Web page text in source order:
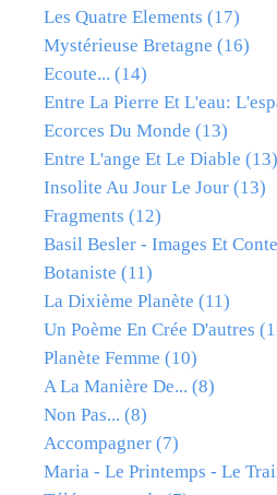
Les Quatre Elements (17)
Mystérieuse Bretagne (16)
Ecoute... (14)
Entre La Pierre Et L'eau:
Ecorces Du Monde (13)
Entre L'ange Et Le Diable (13)
Insolite Au Jour Le Jour (13)
Fragments (12)
Basil Besler - Images Et
Botaniste (11)
La Dixième Planète (11)
Un Poème En Crée D'autres
Planète Femme (10)
A La Manière De... (8)
Non Pas... (8)
Accompagner (7)
Maria - Le Printemps - Le